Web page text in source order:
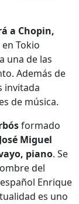
a Chopin,
Tokio
una de las
Además de
invitada
de música.
formado
Miguel
piano. Se
del
Enrique
es uno